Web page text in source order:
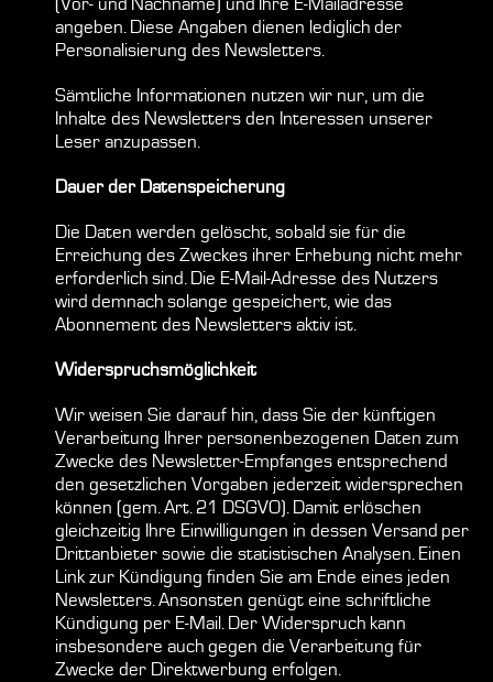
angeben. Diese Angaben dienen lediglich der
Personalisierung des Newsletters.
Sämtliche Informationen nutzen wir nur, um die
Inhalte des Newsletters den Interessen unserer
Leser anzupassen.
Dauer der Datenspeicherung
Die Daten werden gelöscht, sobald sie für die
Erreichung des Zweckes ihrer Erhebung nicht mehr
erforderlich sind. Die E-Mail-Adresse des Nutzers
wird demnach solange gespeichert, wie das
Abonnement des Newsletters aktiv ist.
Widerspruchsmöglichkeit
Wir weisen Sie darauf hin, dass Sie der künftigen
Verarbeitung Ihrer personenbezogenen Daten zum
Zwecke des Newsletter-Empfanges entsprechend
den gesetzlichen Vorgaben jederzeit widersprechen
können (gem. Art. 21 DSGVO). Damit erlöschen
gleichzeitig Ihre Einwilligungen in dessen Versand per
Drittanbieter sowie die statistischen Analysen. Einen
Link zur Kündigung finden Sie am Ende eines jeden
Newsletters. Ansonsten genügt eine schriftliche
Kündigung per E-Mail. Der Widerspruch kann
insbesondere auch gegen die Verarbeitung für
Zwecke der Direktwerbung erfolgen.